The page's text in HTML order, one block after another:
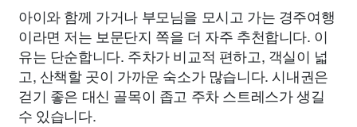
아이와 함께 가거나 부모님을 모시고 가는 경주여행
이라면 저는 보문단지 쪽을 더 자주 추천합니다. 이
유는 단순합니다. 주차가 비교적 편하고, 객실이 넓
고, 산책할 곳이 가까운 숙소가 많습니다. 시내권은
걷기 좋은 대신 골목이 좁고 주차 스트레스가 생길
수 있습니다.